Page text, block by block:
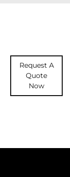
Request A
Quote
Now